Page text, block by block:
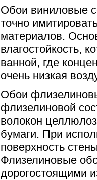
Обои виниловые
точно
материалов.
влагостойкость,
ванной, где
очень низкая
Обои
флизелиновой
волокон
бумаги. При
поверхность
Флизелиновые
дорогостоящими